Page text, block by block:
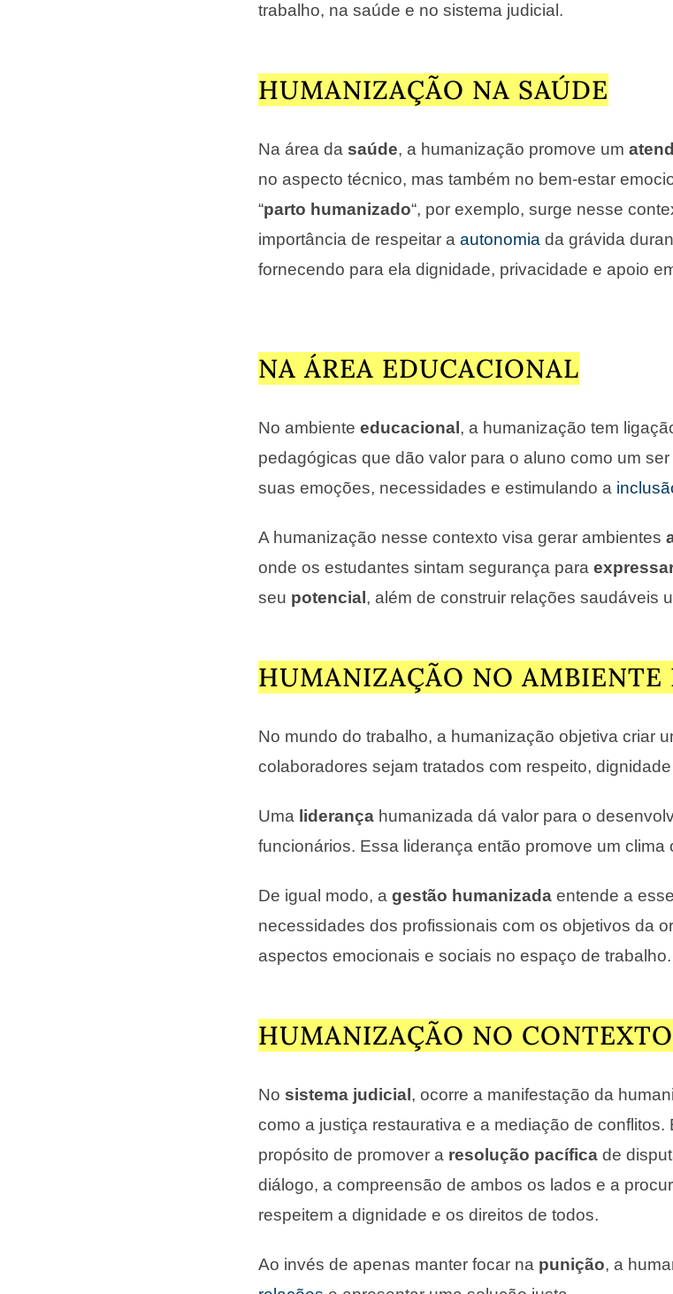
trabalho, na saúde e no sistema judicial.
HUMANIZAÇÃO NA SAÚDE
Na área da saúde, a humanização promove um
no aspecto técnico, mas também no bem-estar
“parto humanizado“, por exemplo, surge nesse
importância de respeitar aautonomia da grávida
fornecendo para ela dignidade, privacidade e apoio
NA ÁREA EDUCACIONAL
No ambienteeducacional , a humanização tem
pedagógicas que dão valor para o aluno como um
suas emoções, necessidades e estimulando a
A humanização nesse contexto visa gerar ambientes
onde os estudantes sintam segurança para
seu potencial , além de construir relações saudáveis
HUMANIZAÇÃO NO AMBIENTE
No mundo do trabalho, a humanização objetiva criar
colaboradores sejam tratados com respeito,
Uma liderança humanizada dá valor para o
funcionários. Essa liderança então promove um clima
De igual modo, agestão humanizada entende a
necessidades dos profissionais com os objetivos da
aspectos emocionais e sociais no espaço de trabalho.
HUMANIZAÇÃO NO
No sistema judicial , ocorre a manifestação da
como a justiça restaurativa e a mediação de
propósito de promover a resolução pacífica de
diálogo, a compreensão de ambos os lados e a
respeitem a dignidade e os direitos de todos.
Ao invés de apenas manter focar na punição, a